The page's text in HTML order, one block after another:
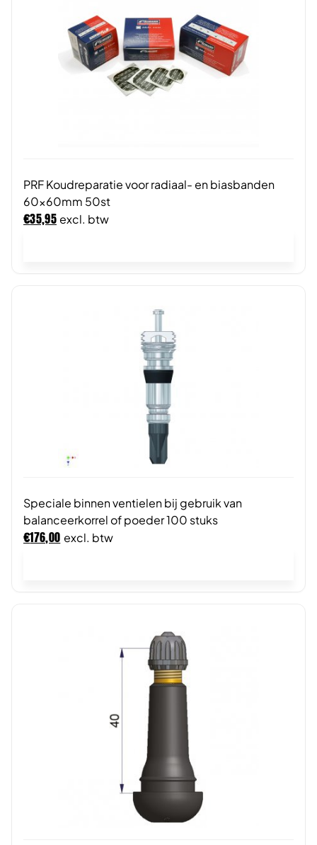
PRF Koudreparatie voor radiaal- en biasbanden
60x60mm 50st
€35,95 excl. btw
Speciale binnen ventielen bij gebruik van
balanceerkorrel of poeder 100 stuks
€176,00 excl. btw